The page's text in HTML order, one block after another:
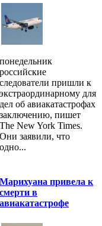
понедельник
российские
следователи пришли к
экстраординарному для
дел об авиакатастрофах
заключению, пишет
The New York Times.
Они заявили, что
одно...
Марихуана привела к
смерти в
авиакатастрофе